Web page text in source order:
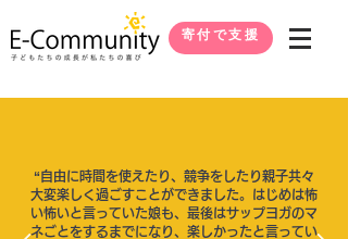
寄付で支援
“自由に時間を使えたり、競争をしたり親子共々
大変楽しく過ごすことができました。はじめは怖
い怖いと言っていた娘も、最後はサップヨガのマ
ネごとをするまでになり、楽しかったと言ってい